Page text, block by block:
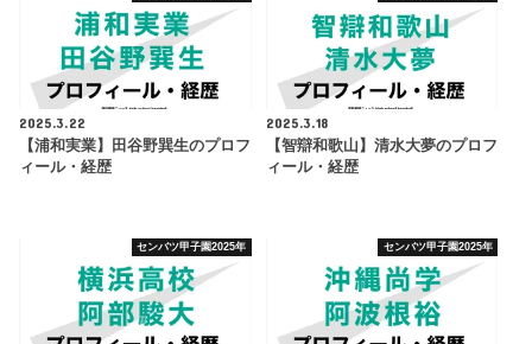
2025.3.22
【浦和実業】田谷野巽生のプロフ
ィール・経歴
2025.3.18
【智辯和歌山】清水大夢のプロフ
ィール・経歴
センバツ甲子園2025年 センバツ甲子園2025年